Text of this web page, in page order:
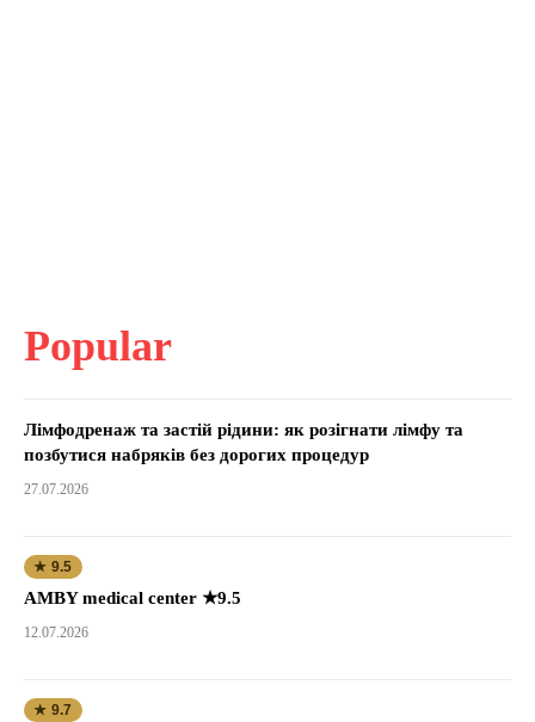
Popular
Лімфодренаж та застій рідини: як розігнати лімфу та
позбутися набряків без дорогих процедур
27.07.2026
★ 9.5
AMBY medical center ★9.5
12.07.2026
★ 9.7